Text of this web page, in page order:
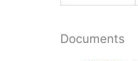
Documents